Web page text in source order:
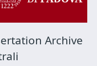
Archive